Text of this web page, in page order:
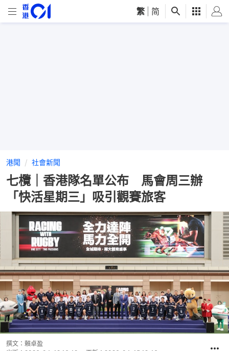
繁 简
港聞 社會新聞
七欖｜香港隊名單公布 馬會周三辦
「快活星期三」吸引觀賽旅客
撰文： 賴卓盈